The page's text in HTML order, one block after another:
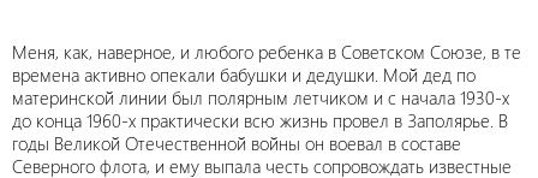
Меня, как, наверное, и любого ребенка в Советском Союзе, в те
времена активно опекали бабушки и дедушки. Мой дед по
материнской линии был полярным летчиком и с начала 1930-х
до конца 1960-х практически всю жизнь провел в Заполярье. В
годы Великой Отечественной войны он воевал в составе
Северного флота, и ему выпала честь сопровождать известные